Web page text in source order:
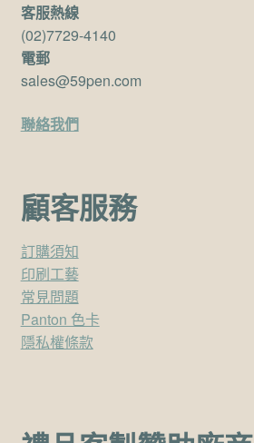
客服熱線
(02)7729-4140
電郵
sales@59pen.com
聯絡我們
顧客服務
訂購須知
印刷工藝
常見問題
Panton 色卡
隱私權條款